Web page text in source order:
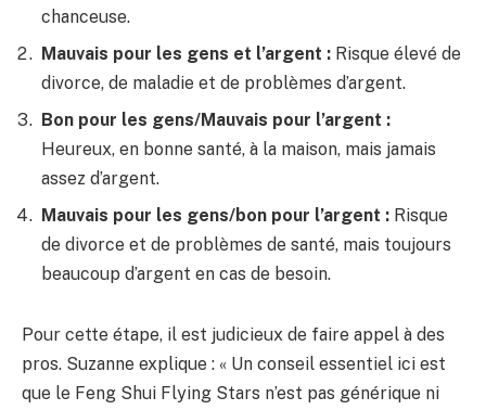
chanceuse.
Mauvais pour les gens et l’argent : Risque élevé de
divorce, de maladie et de problèmes d’argent.
Bon pour les gens/Mauvais pour l’argent :
Heureux, en bonne santé, à la maison, mais jamais
assez d’argent.
Mauvais pour les gens/bon pour l’argent : Risque
de divorce et de problèmes de santé, mais toujours
beaucoup d’argent en cas de besoin.
Pour cette étape, il est judicieux de faire appel à des
pros. Suzanne explique : « Un conseil essentiel ici est
que le Feng Shui Flying Stars n’est pas générique ni